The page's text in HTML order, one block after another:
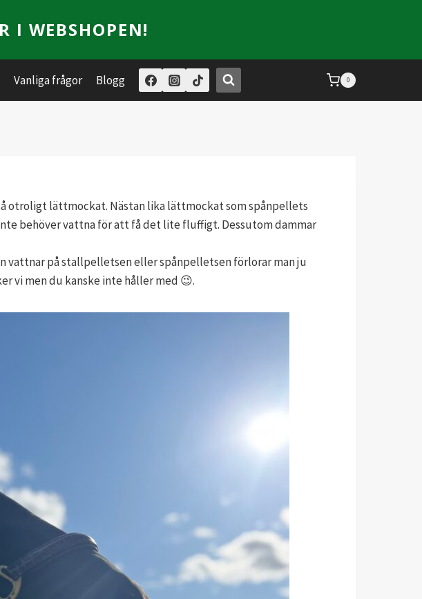
I WEBSHOPEN!
Vanliga frågor Blogg 0
otroligt lättmockat. Nästan lika lättmockat som spånpellets
behöver vattna för att få det lite fluffigt. Dessutom dammar
vattnar på stallpelletsen eller spånpelletsen förlorar man ju
vi men du kanske inte håller med 😉.